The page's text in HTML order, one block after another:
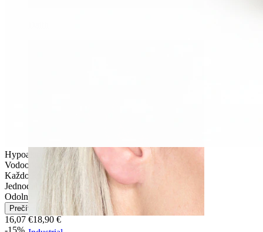
Hypoalergénne
Vodoodolné
Každodenné nosenie
Jednoduché
Odolné
Prečítajte si viac
16,07 €18,90 €
-15%